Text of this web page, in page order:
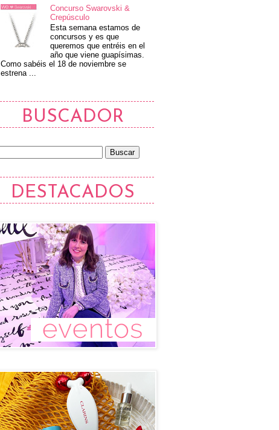
Concurso Swarovski &
Crepúsculo
Esta semana estamos de
concursos y es que
queremos que entréis en el
año que viene guapísimas.
Como sabéis el 18 de noviembre se
estrena ...
BUSCADOR
DESTACADOS